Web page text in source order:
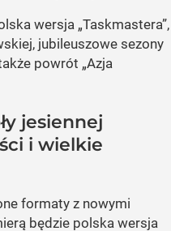
wersja „Taskmastera”,
jubileuszowe sezony
powrót „Azja
jesiennej
i wielkie
formaty z nowymi
będzie polska wersja